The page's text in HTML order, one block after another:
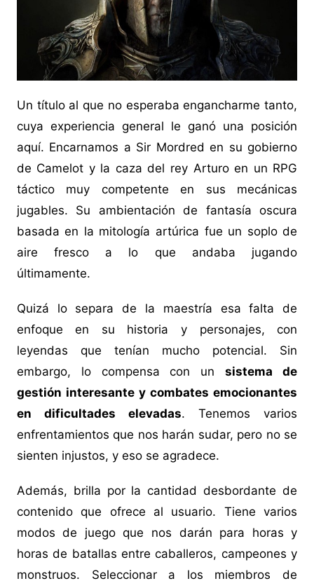
Un título al que no esperaba engancharme tanto,
cuya experiencia general le ganó una posición
aquí. Encarnamos a Sir Mordred en su gobierno
de Camelot y la caza del rey Arturo en un RPG
táctico muy competente en sus mecánicas
jugables. Su ambientación de fantasía oscura
basada en la mitología artúrica fue un soplo de
aire fresco a lo que andaba jugando
últimamente.
Quizá lo separa de la maestría esa falta de
enfoque en su historia y personajes, con
leyendas que tenían mucho potencial. Sin
embargo, lo compensa con unsistema de
gestión interesante y combates emocionantes
en dificultades elevadas. Tenemos varios
enfrentamientos que nos harán sudar, pero no se
sienten injustos, y eso se agradece.
Además, brilla por la cantidad desbordante de
contenido que ofrece al usuario. Tiene varios
modos de juego que nos darán para horas y
horas de batallas entre caballeros, campeones y
monstruos. Seleccionar a los miembros de